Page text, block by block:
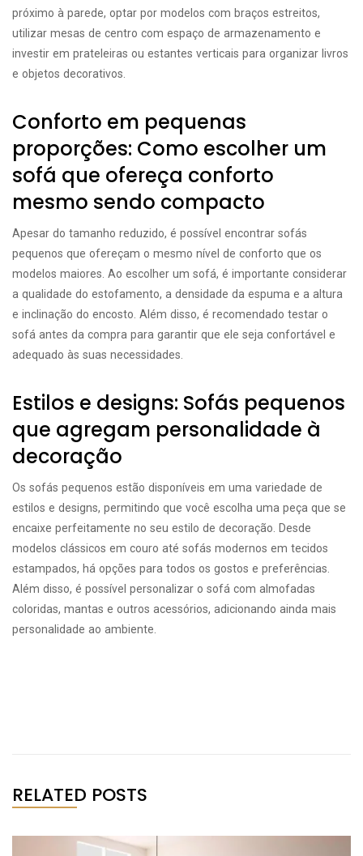
próximo à parede, optar por modelos com braços estreitos,
utilizar mesas de centro com espaço de armazenamento e
investir em prateleiras ou estantes verticais para organizar livros
e objetos decorativos.
Conforto em pequenas
proporções: Como escolher um
sofá que ofereça conforto
mesmo sendo compacto
Apesar do tamanho reduzido, é possível encontrar sofás
pequenos que ofereçam o mesmo nível de conforto que os
modelos maiores. Ao escolher um sofá, é importante considerar
a qualidade do estofamento, a densidade da espuma e a altura
e inclinação do encosto. Além disso, é recomendado testar o
sofá antes da compra para garantir que ele seja confortável e
adequado às suas necessidades.
Estilos e designs: Sofás pequenos
que agregam personalidade à
decoração
Os sofás pequenos estão disponíveis em uma variedade de
estilos e designs, permitindo que você escolha uma peça que se
encaixe perfeitamente no seu estilo de decoração. Desde
modelos clássicos em couro até sofás modernos em tecidos
estampados, há opções para todos os gostos e preferências.
Além disso, é possível personalizar o sofá com almofadas
coloridas, mantas e outros acessórios, adicionando ainda mais
personalidade ao ambiente.
RELATED POSTS